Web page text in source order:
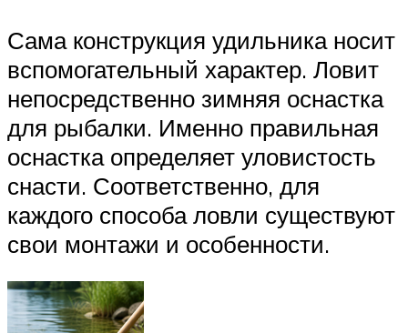
Сама конструкция удильника носит
вспомогательный характер. Ловит
непосредственно зимняя оснастка
для рыбалки. Именно правильная
оснастка определяет уловистость
снасти. Соответственно, для
каждого способа ловли существуют
свои монтажи и особенности.